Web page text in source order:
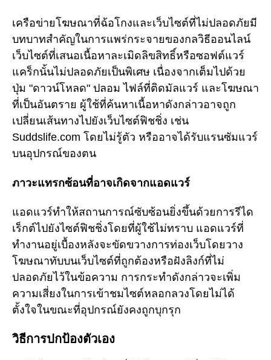
เครือข่ายโฆษณาที่ฉ้อโกงและเว็บไซต์ที่ไม่ปลอดภัยมี
บทบาทสำคัญในการแพร่กระจายของกลวิธีออนไลน์
เว็บไซต์ที่เสนอเนื้อหาละเมิดลิขสิทธิ์หรือซอฟต์แวร์
แคร็กนั้นไม่ปลอดภัยเป็นพิเศษ เนื่องจากเต็มไปด้วย
ปุ่ม "ดาวน์โหลด" ปลอม ไฟล์ที่ติดมัลแวร์ และโฆษณา
ที่เป็นอันตราย ผู้ใช้ที่ค้นหาเนื้อหาดังกล่าวอาจถูก
เปลี่ยนเส้นทางไปยังเว็บไซต์ฟิชชิ่ง เช่น
Suddslife.com โดยไม่รู้ตัว หรืออาจได้รับแรนซัมแวร์
บนอุปกรณ์ของตน
ภาวะแทรกซ้อนที่อาจเกิดจากแอดแวร์
แอดแวร์ทำให้สถานการณ์ซับซ้อนยิ่งขึ้นด้วยการรีได
เร็กต์ไปยังไซต์ฟิชชิ่งโดยที่ผู้ใช้ไม่ทราบ แอดแวร์ที่
ทำงานอยู่เบื้องหลังจะขัดขวางการท่องเว็บโดยวาง
โฆษณาทับบนเว็บไซต์ที่ถูกต้องหรือฝังลิงก์ที่ไม่
ปลอดภัยไว้ในข้อความ การกระทำดังกล่าวจะเพิ่ม
ความเสี่ยงในการเข้าชมไซต์หลอกลวงโดยไม่ได้
ตั้งใจในขณะที่อุปกรณ์ยังคงถูกบุกรุก
วิธีการปกป้องตัวเอง